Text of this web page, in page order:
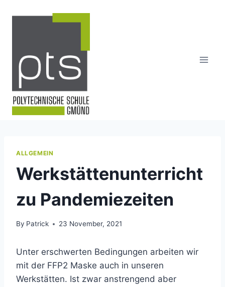
ALLGEMEIN
Werkstättenunterricht
zu Pandemiezeiten
By Patrick 23 November, 2021
Unter erschwerten Bedingungen arbeiten wir
mit der FFP2 Maske auch in unseren
Werkstätten. Ist zwar anstrengend aber